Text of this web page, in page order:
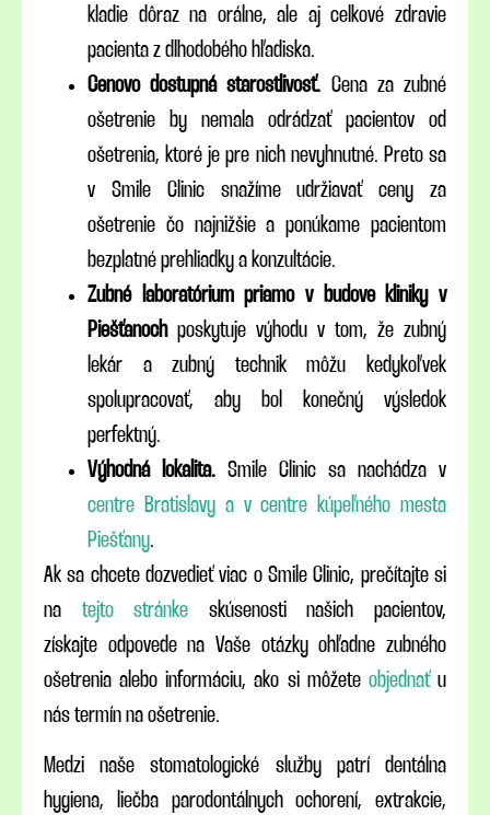
kladie dôraz na orálne, ale aj celkové zdravie
pacienta z dlhodobého hľadiska.
Cenovo dostupná starostlivosť. Cena za zubné
ošetrenie by nemala odrádzať pacientov od
ošetrenia, ktoré je pre nich nevyhnutné. Preto sa
v Smile Clinic snažíme udržiavať ceny za
ošetrenie čo najnižšie a ponúkame pacientom
bezplatné prehliadky a konzultácie.
Zubné laboratórium priamo v budove kliniky v
Piešťanoch poskytuje výhodu v tom, že zubný
lekár a zubný technik môžu kedykoľvek
spolupracovať, aby bol konečný výsledok
perfektný.
Výhodná lokalita. Smile Clinic sa nachádza v
centre Bratislavy a v centre kúpeľného mesta
Piešťany.
Ak sa chcete dozvedieť viac o Smile Clinic, prečítajte si
na tejto stránke skúsenosti našich pacientov,
získajte odpovede na Vaše otázky ohľadne zubného
ošetrenia alebo informáciu, ako si môžete objednaťu
nás termín na ošetrenie.
Medzi naše stomatologické služby patrí dentálna
hygiena, liečba parodontálnych ochorení, extrakcie,